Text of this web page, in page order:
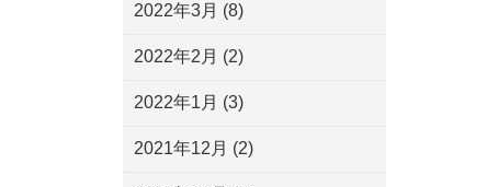
2022年3月 (8)
2022年2月 (2)
2022年1月 (3)
2021年12月 (2)